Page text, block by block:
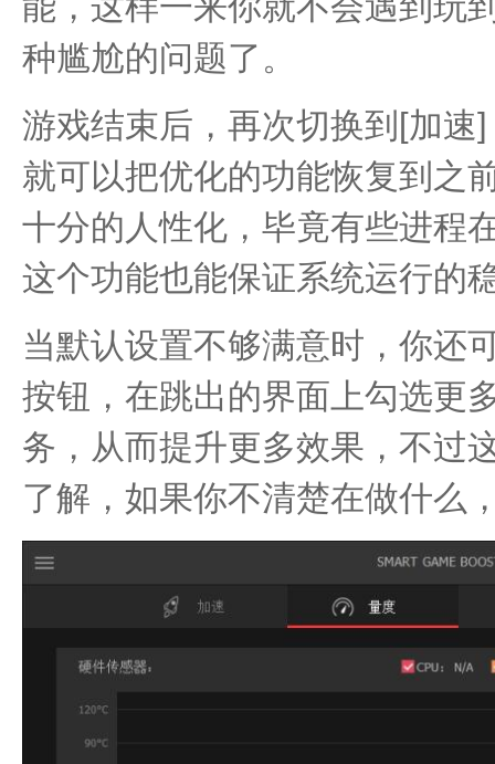
种尴尬的问题了。
游戏结束后，再次切换到[加速
就可以把优化的功能恢复到之
十分的人性化，毕竟有些进程
这个功能也能保证系统运行的
当默认设置不够满意时，你还
按钮，在跳出的界面上勾选更
务，从而提升更多效果，不过
了解，如果你不清楚在做什么